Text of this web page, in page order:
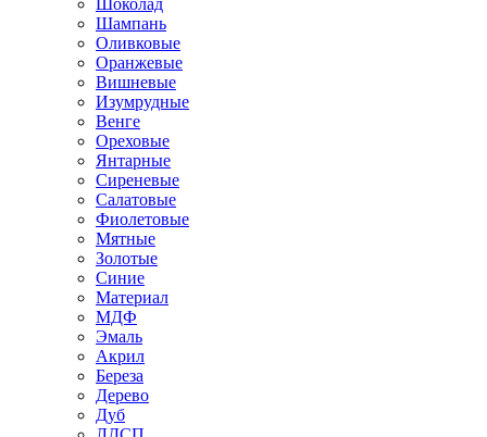
Шоколад
Шампань
Оливковые
Оранжевые
Вишневые
Изумрудные
Венге
Ореховые
Янтарные
Сиреневые
Салатовые
Фиолетовые
Мятные
Золотые
Синие
Материал
МДФ
Эмаль
Акрил
Береза
Дерево
Дуб